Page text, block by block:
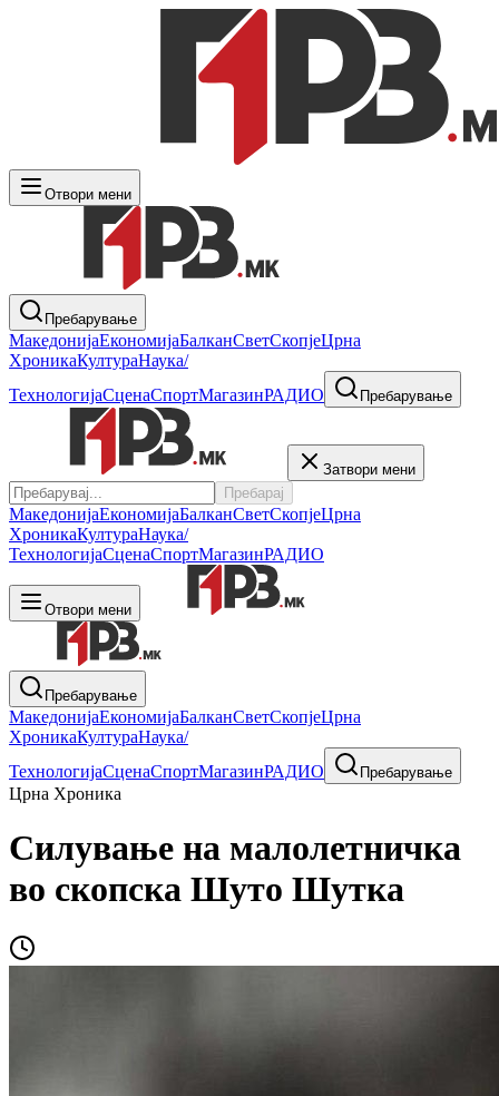
Отвори мени
Пребарување
МакедонијаЕкономијаБалканСветСкопјеЦрна
ХроникаКултураНаука/
ТехнологијаСценаСпортМагазинРАДИО Пребарување
Затвори мени
Пребарај
МакедонијаЕкономијаБалканСветСкопјеЦрна
ХроникаКултураНаука/
ТехнологијаСценаСпортМагазинРАДИО
Отвори мени
Пребарување
МакедонијаЕкономијаБалканСветСкопјеЦрна
ХроникаКултураНаука/
ТехнологијаСценаСпортМагазинРАДИО Пребарување
Црна Хроника
Силување на малолетничка
во скопска Шуто Шутка